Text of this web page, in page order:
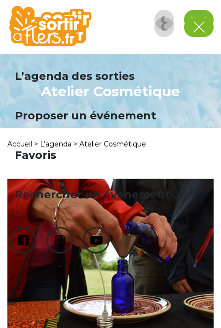
L’agenda des sorties
Proposer un événement
Favoris
Rechercher un événement
Atelier Cosmétique
Accueil > L’agenda > Atelier Cosmétique
Panneau de gestion des cookies